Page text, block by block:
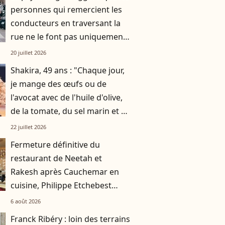
personnes qui remercient les
conducteurs en traversant la
rue ne le font pas uniquement
par gratitude
20 juillet 2026
Shakira, 49 ans : "Chaque jour,
je mange des œufs ou de
l'avocat avec de l'huile d'olive,
de la tomate, du sel marin et un
smoothie"
22 juillet 2026
Fermeture définitive du
restaurant de Neetah et
Rakesh après Cauchemar en
cuisine, Philippe Etchebest
pensait les avoir sauvés
6 août 2026
Franck Ribéry : loin des terrains